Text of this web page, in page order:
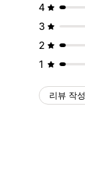
4
3
2
1
리뷰 작성